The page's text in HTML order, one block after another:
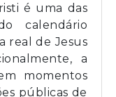
é uma das
calendário
real de Jesus
a
momentos
públicas de